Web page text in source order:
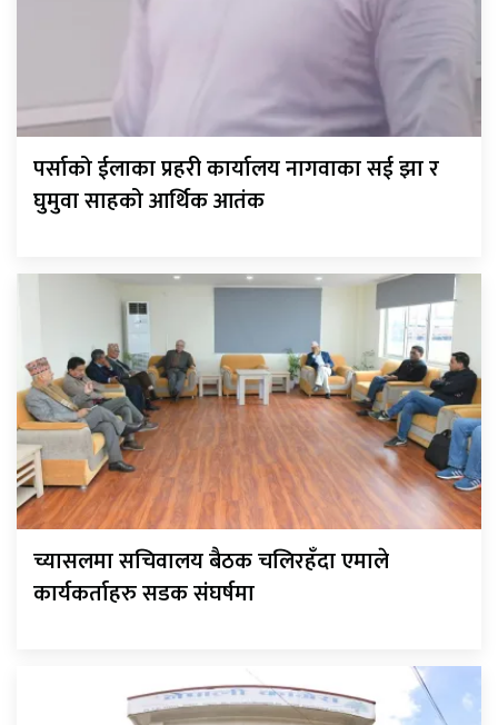
पर्साको ईलाका प्रहरी कार्यालय नागवाका सई झा र
घुमुवा साहको आर्थिक आतंक
च्यासलमा सचिवालय बैठक चलिरहँदा एमाले
कार्यकर्ताहरु सडक संघर्षमा